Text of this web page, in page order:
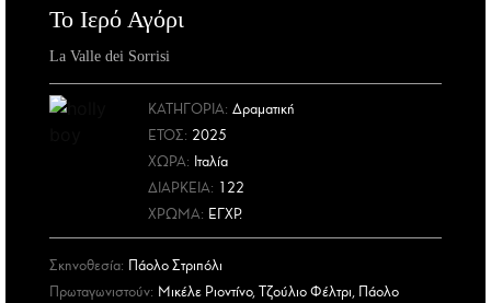
Το Ιερό Αγόρι
La Valle dei Sorrisi
ΚΑΤΗΓΟΡΙΑ: Δραματική
ΕΤΟΣ: 2025
ΧΩΡΑ: Ιταλία
ΔΙΑΡΚΕΙΑ: 122
ΧΡΩΜΑ: ΕΓΧΡ.
Σκηνοθεσία: Πάολο Στριπόλι
Πρωταγωνιστούν: Μικέλε Ριοντίνο, Τζούλιο Φέλτρι, Πάολο